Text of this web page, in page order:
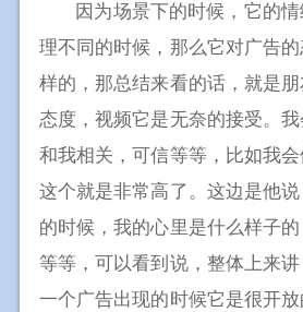
因为场景下的时候，它的
理不同的时候，那么它对广告
样的，那总结来看的话，就是
态度，视频它是无奈的接受。我
和我相关，可信等等，比如我
这个就是非常高了。这边是他
的时候，我的心里是什么样子
等等，可以看到说，整体上来
一个广告出现的时候它是很开